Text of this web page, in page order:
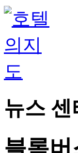
뉴스 센
블록